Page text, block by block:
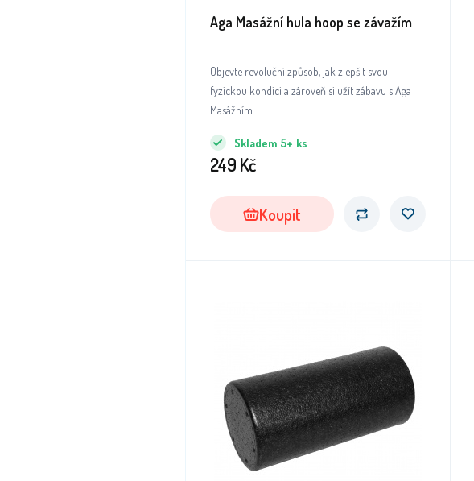
Aga Masážní hula hoop se závažím
Objevte revoluční způsob, jak zlepšit svou
fyzickou kondici a zároveň si užít zábavu s Aga
Masážním
Skladem 5+ ks
249 Kč
Koupit